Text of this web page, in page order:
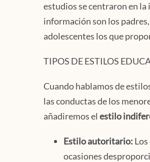
estudios se centraron en la
información son los
adolescentes los que
TIPOS DE ESTILOS
Cuando hablamos de
las conductas de los
añadiremos el estilo
Estilo autoritario:
ocasiones